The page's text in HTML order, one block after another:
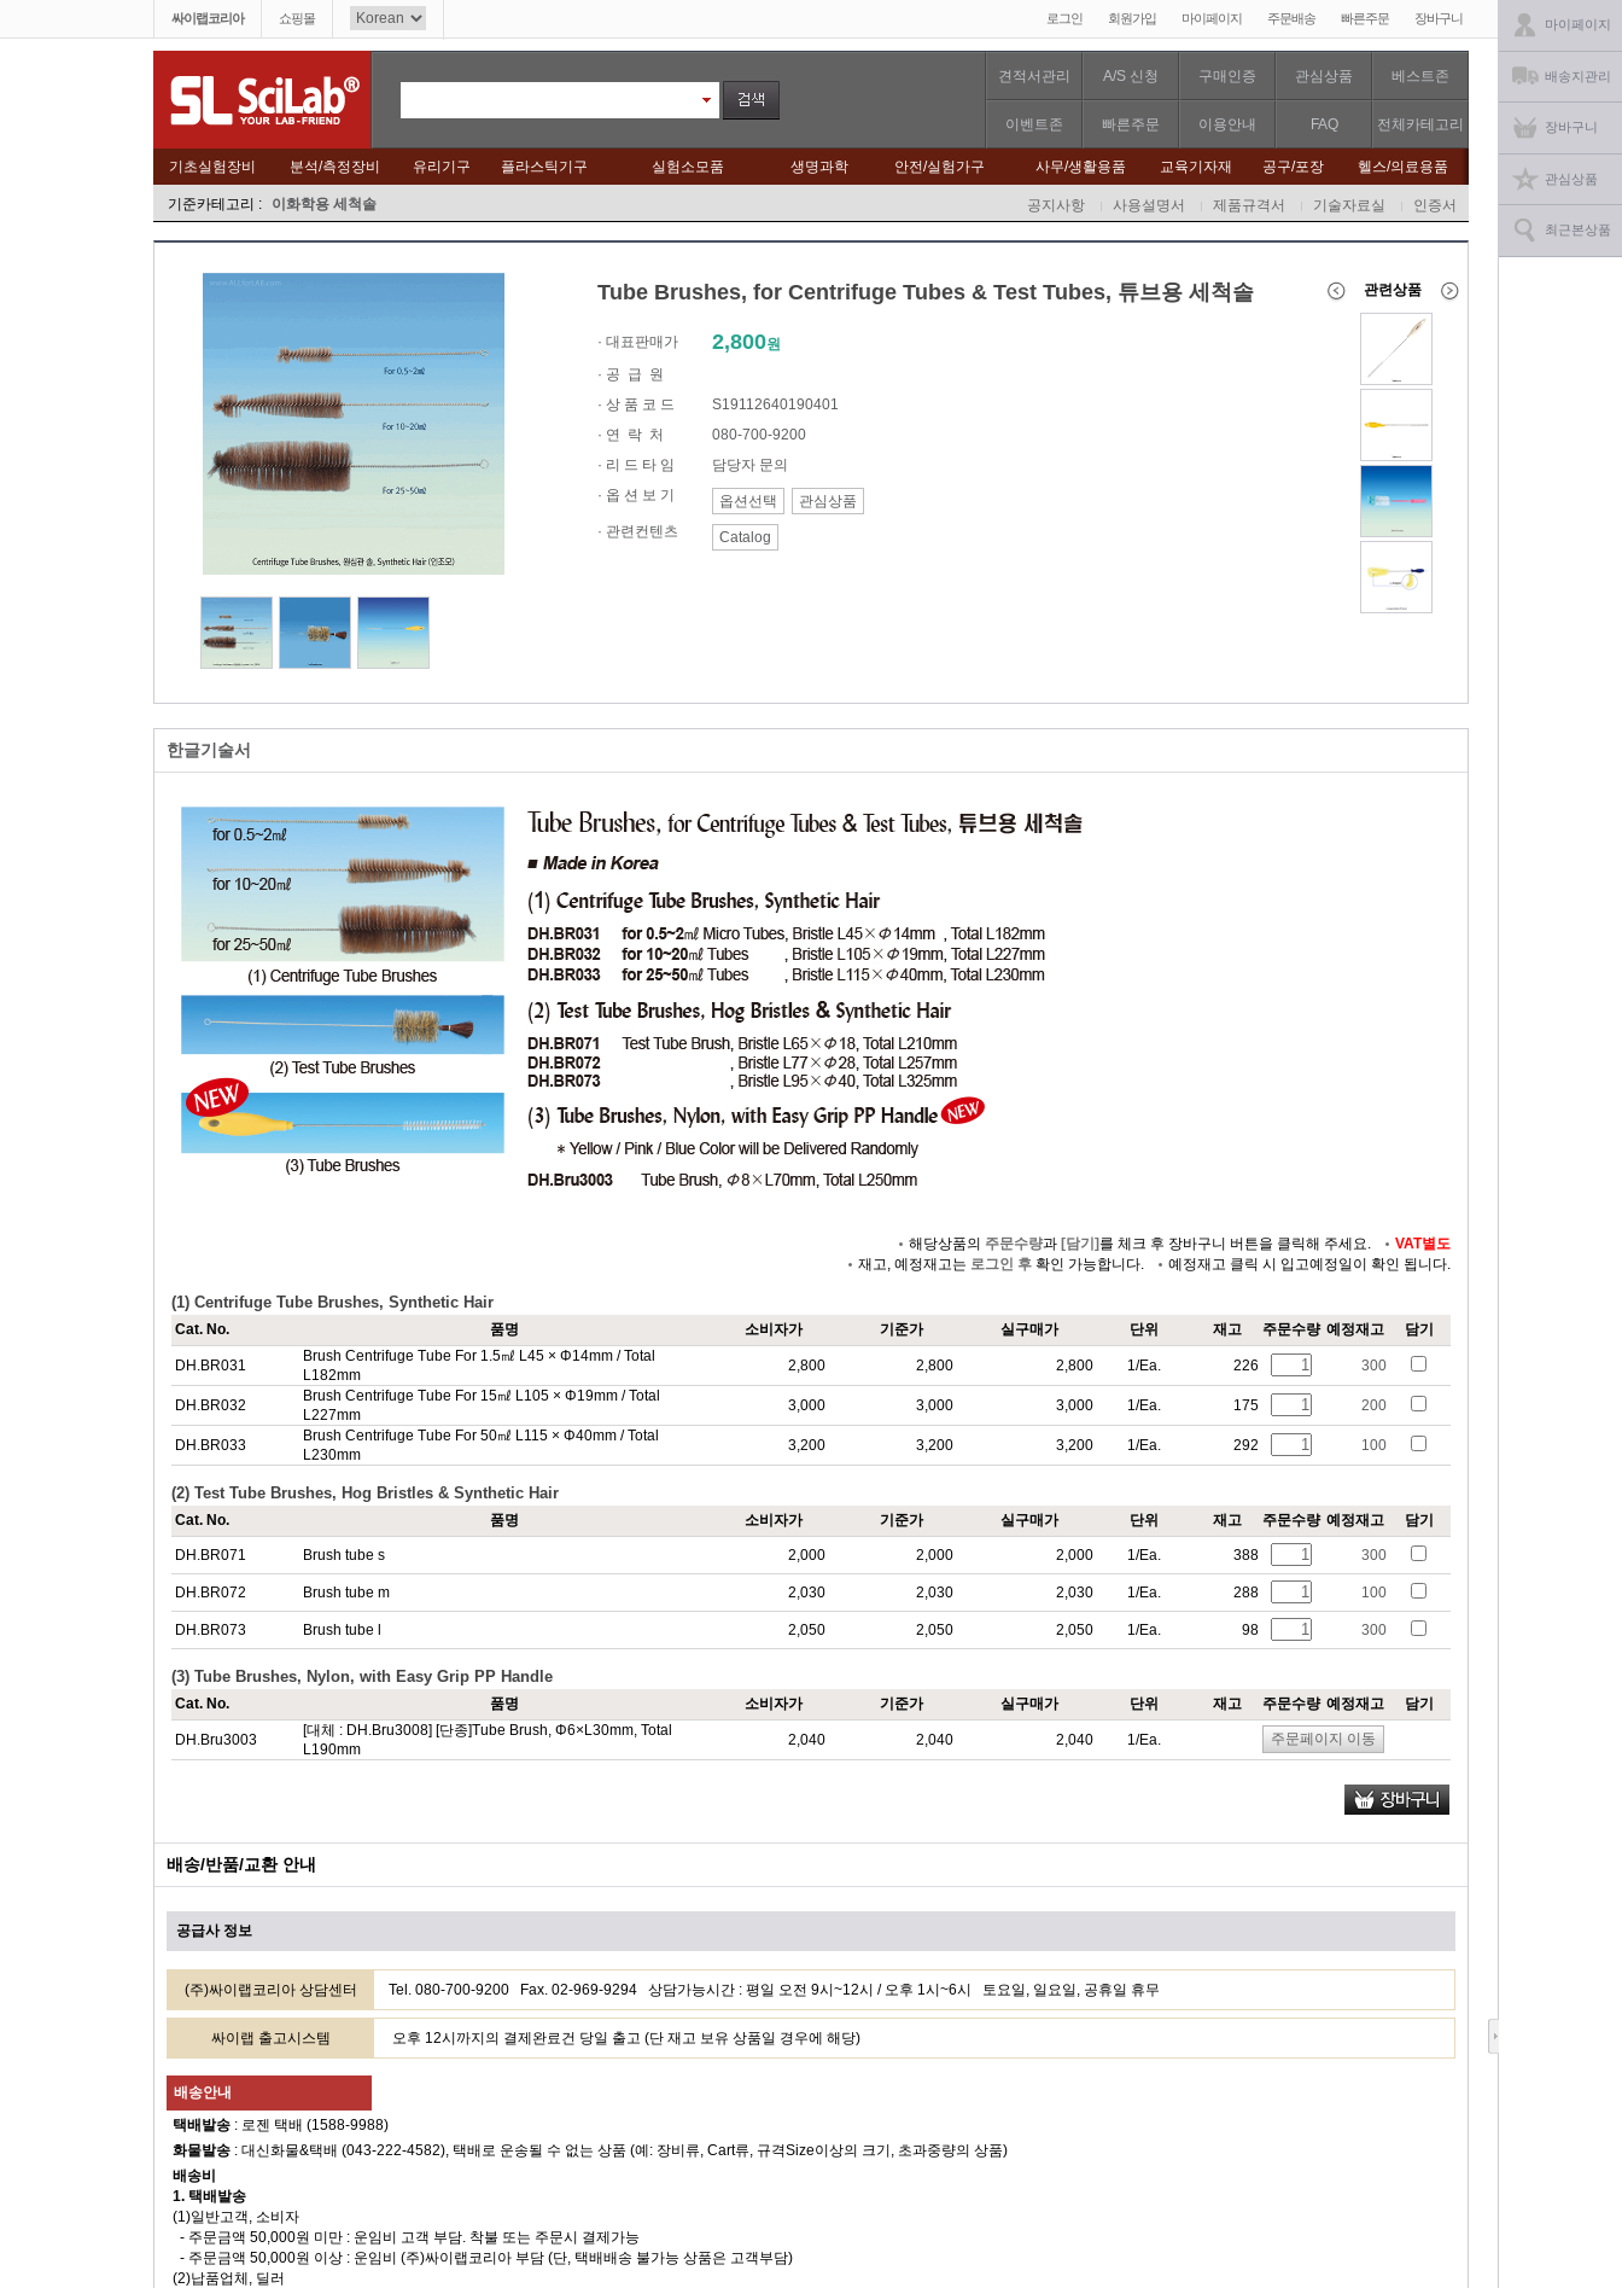
싸이랩코리아 쇼핑몰 로그인 회원가입 마이페이지 주문배송 빠른주문 장바구니
견적서관리 A/S 신청 구매인증 관심상품 베스트존
이벤트존 빠른주문 이용안내 FAQ 전체카테고리
기초실험장비 분석/측정장비 유리기구 플라스틱기구 실험소모품 생명과학 안전/실험가구 사무/생활용품 교육기자재 공구/포장 헬스/의료용품
기준카테고리 : 이화학용 세척솔 공지사항 사용설명서 제품규격서 기술자료실 인증서
Tube Brushes, for Centrifuge Tubes & Test Tubes, 튜브용 세척솔
· 대표판매가 2,800원
· 공 급 원
· 상 품 코 드
S19112640190401
· 연 락 처
080-700-9200
· 리 드 타 임
담당자 문의
· 옵 션 보 기
옵션선택
관심상품
· 관련컨텐츠 Catalog
관련상품
한글기술서
해당상품의 주문수량과 [담기] 를 체크 후 장바구니 버튼을 클릭해 주세요.
VAT별도
재고, 예정재고는 로그인 후 확인 가능합니다. 예정재고 클릭 시 입고예정일이 확인 됩니다.
(1) Centrifuge Tube Brushes, Synthetic Hair
Cat. No. 품명 소비자가 기준가 실구매가 단위 재고 주문수량 예정재고 담기
DH.BR031
Brush Centrifuge Tube For 1.5㎖ L45 × Φ14mm / Total
L182mm
2,800 2,800 2,800 1/Ea. 226 300
DH.BR032
Brush Centrifuge Tube For 15㎖ L105 × Φ19mm / Total
L227mm
3,000 3,000 3,000 1/Ea. 175 200
DH.BR033
Brush Centrifuge Tube For 50㎖ L115 × Φ40mm / Total
L230mm
3,200 3,200 3,200 1/Ea. 292 100
(2) Test Tube Brushes, Hog Bristles & Synthetic Hair
Cat. No. 품명 소비자가 기준가 실구매가 단위 재고 주문수량 예정재고 담기
DH.BR071 Brush tube s 2,000 2,000 2,000 1/Ea. 388 300
DH.BR072 Brush tube m 2,030 2,030 2,030 1/Ea. 288 100
DH.BR073 Brush tube l 2,050 2,050 2,050 1/Ea. 98 300
(3) Tube Brushes, Nylon, with Easy Grip PP Handle
Cat. No. 품명 소비자가 기준가 실구매가 단위 재고 주문수량 예정재고 담기
DH.Bru3003
[대체 : DH.Bru3008] [단종]Tube Brush, Φ6×L30mm, Total
L190mm
2,040 2,040 2,040 1/Ea. 주문페이지 이동
배송/반품/교환 안내
공급사 정보
(주)싸이랩코리아 상담센터 Tel. 080-700-9200 Fax. 02-969-9294 상담가능시간 : 평일 오전 9시~12시 / 오후 1시~6시 토요일, 일요일, 공휴일 휴무
싸이랩 출고시스템 오후 12시까지의 결제완료건 당일 출고 (단 재고 보유 상품일 경우에 해당)
배송안내
택배발송 : 로젠 택배 (1588-9988)
화물발송 : 대신화물&택배 (043-222-4582), 택배로 운송될 수 없는 상품 (예: 장비류, Cart류, 규격Size이상의 크기, 초과중량의 상품)
배송비
1. 택배발송
(1)일반고객, 소비자
- 주문금액 50,000원 미만 : 운임비 고객 부담. 착불 또는 주문시 결제가능
- 주문금액 50,000원 이상 : 운임비 (주)싸이랩코리아 부담 (단, 택배배송 불가능 상품은 고객부담)
(2)납품업체, 딜러
마이페이지
배송지관리
장바구니
관심상품
최근본상품